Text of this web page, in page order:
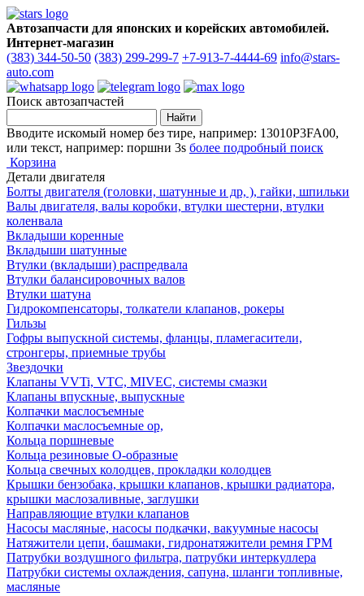
Автозапчасти для японских и корейских автомобилей.
Интернет-магазин
(383) 344-50-50 (383) 299-299-7 +7-913-7-4444-69 info@stars-
auto.com
Поиск автозапчастей
Вводите искомый номер без тире, например: 13010P3FA00,
или текст, например: поршни 3s более подробный поиск
Корзина
Детали двигателя
Болты двигателя (головки, шатунные и др, ), гайки, шпильки
Валы двигателя, валы коробки, втулки шестерни, втулки
коленвала
Вкладыши коренные
Вкладыши шатунные
Втулки (вкладыши) распредвала
Втулки балансировочных валов
Втулки шатуна
Гидрокомпенсаторы, толкатели клапанов, рокеры
Гильзы
Гофры выпускной системы, фланцы, пламегасители,
стронгеры, приемные трубы
Звездочки
Клапаны VVTi, VTC, MIVEC, системы смазки
Клапаны впускные, выпускные
Колпачки маслосъемные
Колпачки маслосъемные ор,
Кольца поршневые
Кольца резиновые О-образные
Кольца свечных колодцев, прокладки колодцев
Крышки бензобака, крышки клапанов, крышки радиатора,
крышки маслозаливные, заглушки
Направляющие втулки клапанов
Насосы масляные, насосы подкачки, вакуумные насосы
Натяжители цепи, башмаки, гидронатяжители ремня ГРМ
Патрубки воздушного фильтра, патрубки интеркуллера
Патрубки системы охлаждения, сапуна, шланги топливные,
масляные